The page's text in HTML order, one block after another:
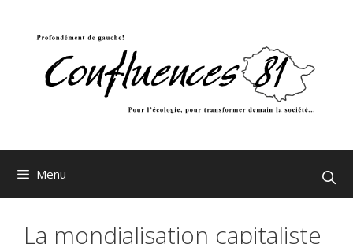
Menu
La mondialisation capitaliste